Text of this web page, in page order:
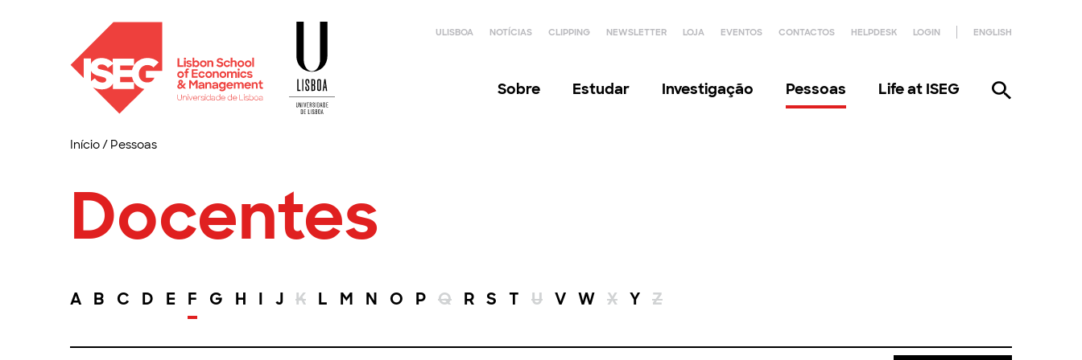
ULISBOA NOTÍCIAS CLIPPING NEWSLETTER LOJA EVENTOS CONTACTOS HELPDESK LOGIN ENGLISH
Sobre Estudar Investigação Pessoas Life at ISEG
Início/ Pessoas
Docentes
A B C D E F G H I J K L M N O P Q R S T U V W X Y Z